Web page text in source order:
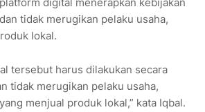
tidak merugikan pelaku usaha,
lokal.
tersebut harus dilakukan secara
tidak merugikan pelaku usaha,
menjual produk lokal,” kata Iqbal.